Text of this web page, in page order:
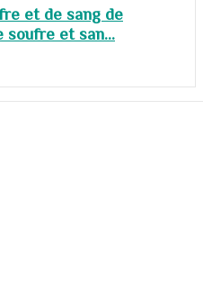
et de sang de
soufre et san...